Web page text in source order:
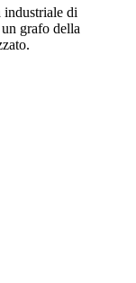
industriale di
grafo della